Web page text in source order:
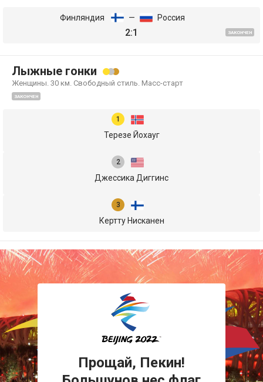
Финляндия — Россия
2:1 ЗАКОНЧЕН
Лыжные гонки
Женщины. 30 км. Свободный стиль. Масс-старт
ЗАКОНЧЕН
Терезе Йохауг
Джессика Диггинс
Кертту Нисканен
Прощай, Пекин!